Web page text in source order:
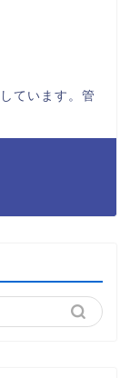
ています。管